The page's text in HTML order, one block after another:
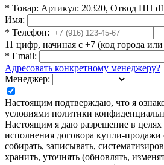
* Товар: Артикул: 20320, Отвод ПП
Имя:
* Телефон:
11 цифр, начиная с +7 (код города или
* Email:
Адресовать конкретному менеджеру?
Менеджер:
Настоящим подтверждаю, что я
условиями политики
Настоящим я даю разрешение в целях
исполнения договора купли-продажи
собирать, записывать,
хранить, уточнять (обновлять,